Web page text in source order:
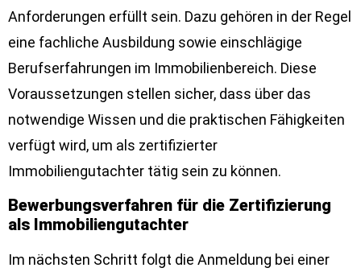
Anforderungen erfüllt sein. Dazu gehören in der Regel
eine fachliche Ausbildung sowie einschlägige
Berufserfahrungen im Immobilienbereich. Diese
Voraussetzungen stellen sicher, dass über das
notwendige Wissen und die praktischen Fähigkeiten
verfügt wird, um als zertifizierter
Immobiliengutachter tätig sein zu können.
Bewerbungsverfahren für die Zertifizierung
als Immobiliengutachter
Im nächsten Schritt folgt die Anmeldung bei einer